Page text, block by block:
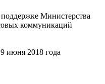
Министерства
коммуникаций
июня 2018 года